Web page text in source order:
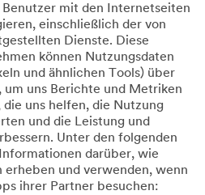
Benutzer mit den Internetseiten
einschließlich der von
Dienste. Diese
können Nutzungsdaten
und ähnlichen Tools) über
um uns Berichte und Metriken
uns helfen, die Nutzung
und die Leistung und
Unter den folgenden
darüber, wie
erheben und verwenden, wenn
ihrer Partner besuchen: